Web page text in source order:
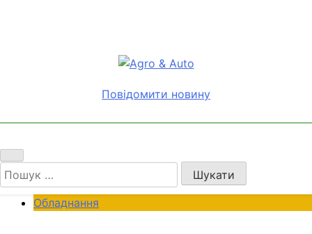
Agro & Auto
Новини агротеху та логістики
Повідомити новину
Пошук:
Обладнання